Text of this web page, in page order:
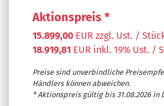
Aktionspreis *
15.899,00 EUR zzgl. Ust. /
18.919,81 EUR inkl. 19% Ust. /
Preise sind unverbindliche
Händlers können abweichen.
* Aktionspreis gültig bis 31.08.2026 in